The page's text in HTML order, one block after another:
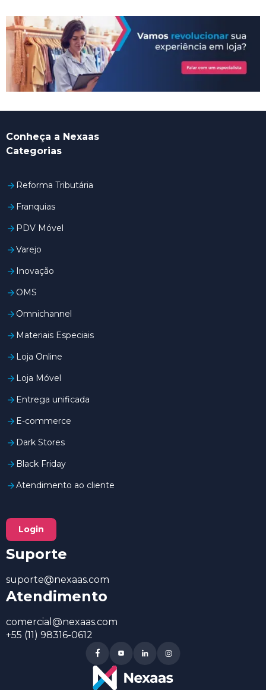
Conheça a Nexaas
Categorias
Reforma Tributária
Franquias
PDV Móvel
Varejo
Inovação
OMS
Omnichannel
Materiais Especiais
Loja Online
Loja Móvel
Entrega unificada
E-commerce
Dark Stores
Black Friday
Atendimento ao cliente
Login
Suporte
suporte@nexaas.com
Atendimento
comercial@nexaas.com
+55 (11) 98316-0612